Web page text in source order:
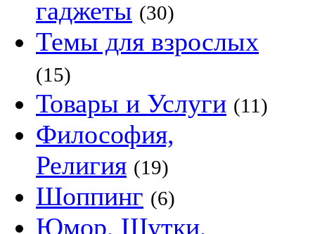
гаджеты (30)
Темы для взрослых
(15)
Товары и Услуги (11)
Философия,
Религия (19)
Шоппинг (6)
Юмор, Шутки,